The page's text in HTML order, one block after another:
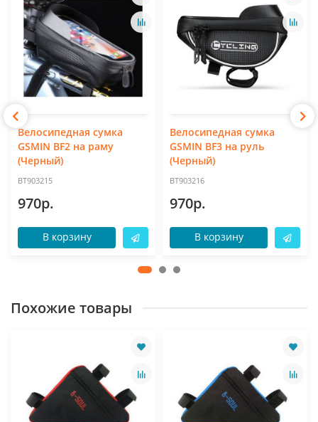
Велосипедная сумка
GSMIN BF2 на раму
(Черный)
BT903215
970р.
В корзину
Велосипедная сумка
GSMIN BF3 на руль
(Черный)
BT903216
970р.
В корзину
Похожие товары